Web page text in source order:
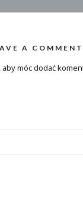
A COMMENT
, aby móc dodać